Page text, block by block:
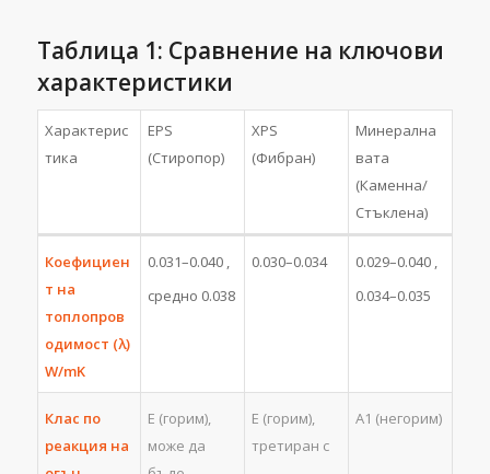
Таблица 1: Сравнение на ключови
характеристики
Характерис
тика
EPS
(Стиропор)
XPS
(Фибран)
Минерална
вата
(Каменна/
Стъклена)
Коефициен
т на
топлопров
одимост (λ)
W/mK
0.031–0.040 ,
средно 0.038
0.030–0.034 0.029–0.040 ,
0.034–0.035
Клас по
реакция на
E (горим),
може да
E (горим),
третиран с
А1 (негорим)